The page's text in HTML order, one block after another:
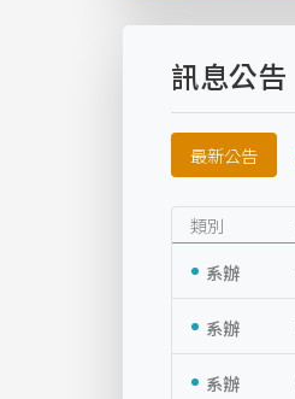
訊息公告
最新公告
類別
系辦
系辦
系辦